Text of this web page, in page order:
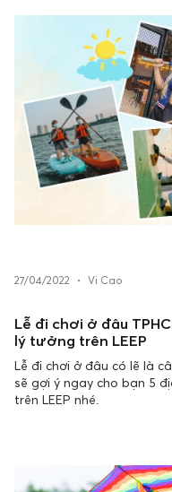
27/04/2022 • Vi Cao
Lễ đi chơi ở đâu
lý tưởng trên LEEP
Lễ đi chơi ở đâu có lẽ là
sẽ gợi ý ngay cho bạn 5
trên LEEP nhé.